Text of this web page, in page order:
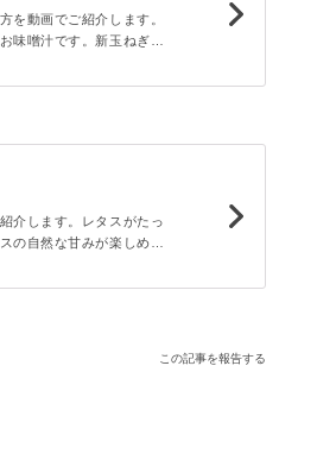
を動画でご紹介します。
味噌汁です。新玉ねぎの
介します。レタスがたっ
の自然な甘みが楽しめま
この記事を報告する